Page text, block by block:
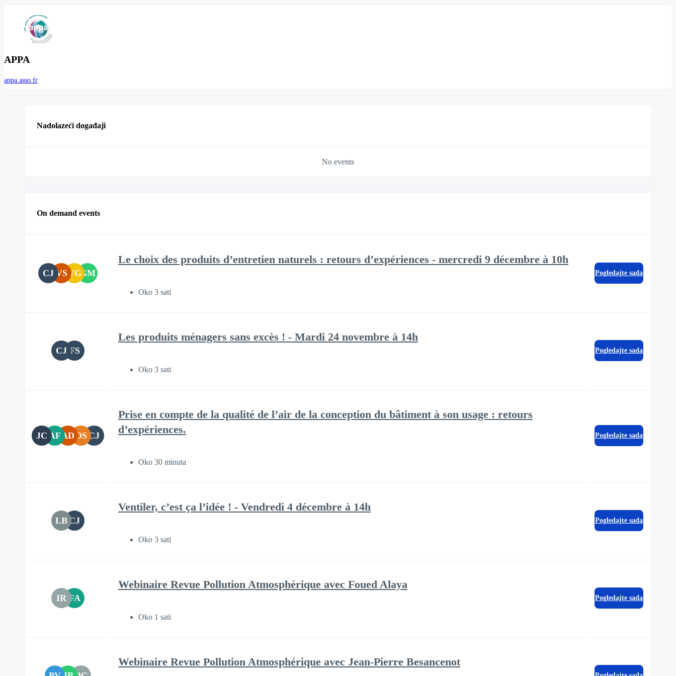
APPA
appa.asso.fr
Nadolazeći događaji
No events
On demand events
CJ VS VGGM
Le choix des produits d’entretien naturels : retours d’expériences - mercredi 9 décembre à 10h
Oko 3 sati
Pogledajte sada
CJ FS
Les produits ménagers sans excès ! - Mardi 24 novembre à 14h
Oko 3 sati
Pogledajte sada
JC AF AD OS CJ
Prise en compte de la qualité de l’air de la conception du bâtiment à son usage : retours
d’expériences.
Oko 30 minuta
Pogledajte sada
LB CJ
Ventiler, c’est ça l’idée ! - Vendredi 4 décembre à 14h
Oko 3 sati
Pogledajte sada
IR FA
Webinaire Revue Pollution Atmosphérique avec Foued Alaya
Oko 1 sati
Pogledajte sada
Webinaire Revue Pollution Atmosphérique avec Jean-Pierre Besancenot